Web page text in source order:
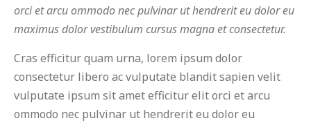
orci et arcu ommodo nec pulvinar ut hendrerit eu dolor eu
maximus dolor vestibulum cursus magna et consectetur.
Cras efficitur quam urna, lorem ipsum dolor
consectetur libero ac vulputate blandit sapien velit
vulputate ipsum sit amet efficitur elit orci et arcu
ommodo nec pulvinar ut hendrerit eu dolor eu